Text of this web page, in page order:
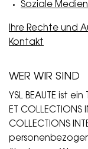
Soziale
Ihre Rechte und
Kontakt
WER WIR SIND
YSL BEAUTE ist
ET COLLECTIONS
COLLECTIONS